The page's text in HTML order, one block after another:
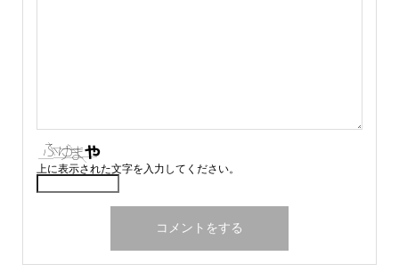
上に表示された文字を入力してください。